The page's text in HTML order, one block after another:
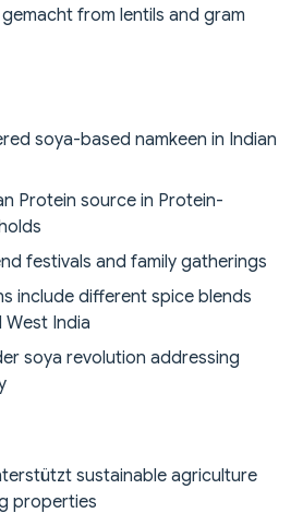
from lentils and gram
soya-based namkeen in Indian
Protein source in Protein-
festivals and family gatherings
include different spice blends
India
soya revolution addressing
sustainable agriculture
properties